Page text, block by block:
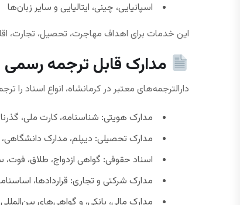
اسپانیایی، چینی، ایتالیایی و سایر زبان‌ها
این خدمات برای اهداف مهاجرت، تحصیل، تجارت،
مدارک قابل ترجمه رسمی
دارالترجمه‌های معتبر در کرمانشاه، انواع اسناد را
مدارک هویتی: شناسنامه، کارت ملی،
مدارک تحصیلی: دیپلم، مدارک دانشگاهی،
اسناد حقوقی: گواهی ازدواج، طلاق، فوت،
مدارک شرکتی و تجاری: قراردادها،